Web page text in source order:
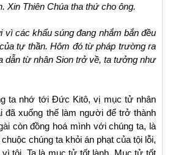
Xin Thiên Chúa tha thứ cho ông.
các khẩu súng đang nhắm bắn đều
tự thần. Hôm đó từ pháp trường ra
dẫn từ nhân Sion trở về, ta tưởng như
ta nhớ tới Đức Kitô, vị mục tử nhân
đã xuống thế làm người để trở thành
còn đồng hoá mình với chúng ta, là
chúng ta khỏi án phạt của tội lỗi,
tôi. Ta là mục tử tốt lành. Mục tử tốt